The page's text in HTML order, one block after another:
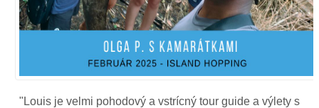
"Louis je velmi pohodový a vstrícný tour guide a výlety s